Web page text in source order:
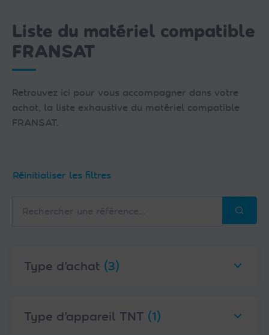
Liste du matériel compatible
FRANSAT
Retrouvez ici pour vous accompagner dans votre
achat, la liste exhaustive du matériel compatible
FRANSAT.
Réinitialiser les filtres
Type d’achat (3)
Type d’appareil TNT (1)